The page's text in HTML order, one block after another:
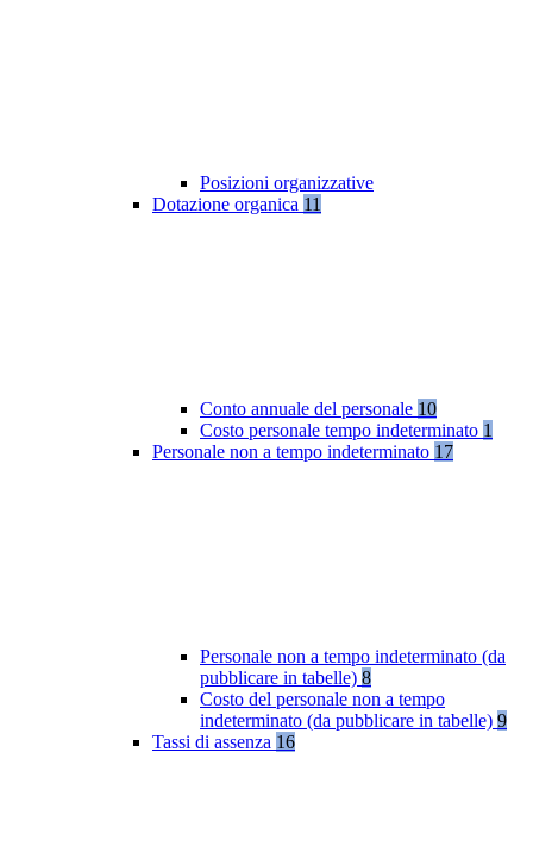
Posizioni organizzative
Dotazione organica 11
Conto annuale del personale 10
Costo personale tempo indeterminato 1
Personale non a tempo indeterminato 17
Personale non a tempo indeterminato (da
pubblicare in tabelle) 8
Costo del personale non a tempo
indeterminato (da pubblicare in tabelle) 9
Tassi di assenza 16